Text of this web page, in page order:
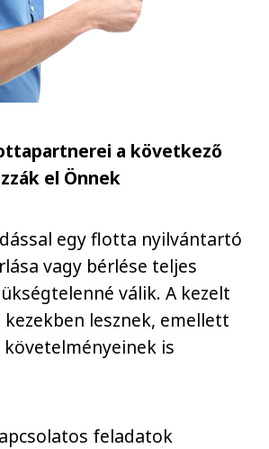
a következő
el Önnek
egy flotta nyilvántartó
vagy bérlése teljes
válik. A kezelt
lesznek, emellett
követelményeinek is
feladatok